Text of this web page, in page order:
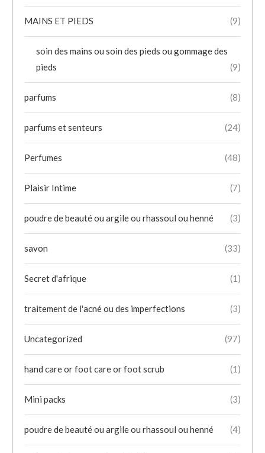
MAINS ET PIEDS (9)
soin des mains ou soin des pieds ou gommage des
pieds
(9)
parfums (8)
parfums et senteurs (24)
Perfumes (48)
Plaisir Intime (7)
poudre de beauté ou argile ou rhassoul ou henné (3)
savon (33)
Secret d'afrique (1)
traitement de l'acné ou des imperfections (3)
Uncategorized (97)
hand care or foot care or foot scrub (1)
Mini packs (3)
poudre de beauté ou argile ou rhassoul ou henné (4)